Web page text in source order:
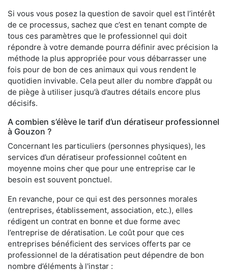
Si vous vous posez la question de savoir quel est l’intérêt
de ce processus, sachez que c’est en tenant compte de
tous ces paramètres que le professionnel qui doit
répondre à votre demande pourra définir avec précision la
méthode la plus appropriée pour vous débarrasser une
fois pour de bon de ces animaux qui vous rendent le
quotidien invivable. Cela peut aller du nombre d’appât ou
de piège à utiliser jusqu’à d’autres détails encore plus
décisifs.
A combien s’élève le tarif d’un dératiseur professionnel
à Gouzon ?
Concernant les particuliers (personnes physiques), les
services d’un dératiseur professionnel coûtent en
moyenne moins cher que pour une entreprise car le
besoin est souvent ponctuel.
En revanche, pour ce qui est des personnes morales
(entreprises, établissement, association, etc.), elles
rédigent un contrat en bonne et due forme avec
l’entreprise de dératisation. Le coût pour que ces
entreprises bénéficient des services offerts par ce
professionnel de la dératisation peut dépendre de bon
nombre d’éléments à l'instar :